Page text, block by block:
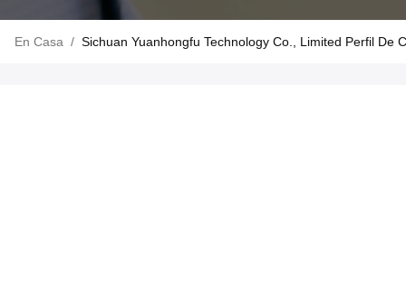
En Casa / Sichuan Yuanhongfu Technology Co., Limited Perfil De